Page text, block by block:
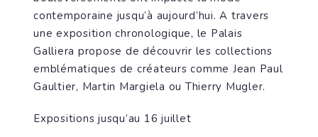
contemporaine jusqu’à aujourd’hui. A travers
une exposition chronologique, le Palais
Galliera propose de découvrir les collections
emblématiques de créateurs comme Jean Paul
Gaultier, Martin Margiela ou Thierry Mugler.
Expositions jusqu’au 16 juillet